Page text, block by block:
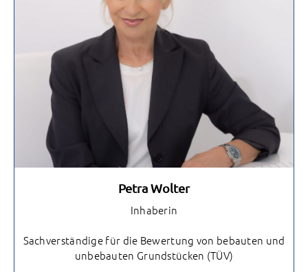
Petra Wolter
Inhaberin
Sachverständige für die Bewertung von bebauten und
unbebauten Grundstücken (TÜV)